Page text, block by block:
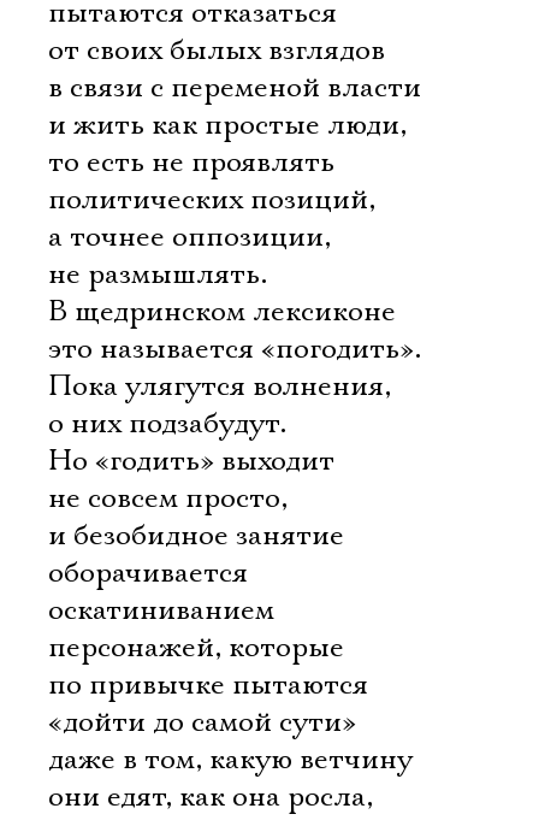
пытаются отказаться
от своих былых взглядов
в связи с переменой власти
и жить как простые люди,
то есть не проявлять
политических позиций,
а точнее оппозиции,
не размышлять.
В щедринском лексиконе
это называется «погодить».
Пока улягутся волнения,
о них подзабудут.
Но «годить» выходит
не совсем просто,
и безобидное занятие
оборачивается
оскатиниванием
персонажей, которые
по привычке пытаются
«дойти до самой сути»
даже в том, какую ветчину
они едят, как она росла,